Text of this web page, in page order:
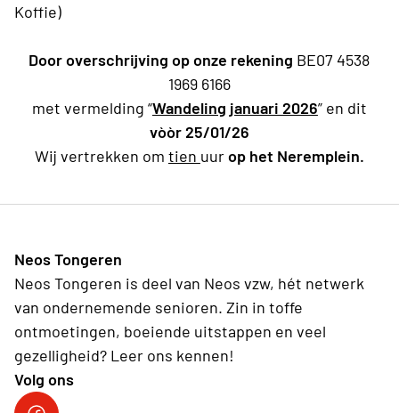
Koffie)
Door overschrijving op onze rekening BE07 4538
1969 6166
met vermelding “Wandeling januari 2026” en dit
vòòr 25/01/26
Wij vertrekken om tien uurop het Neremplein.
Neos Tongeren
Neos Tongeren is deel van Neos vzw, hét netwerk
van ondernemende senioren. Zin in toffe
ontmoetingen, boeiende uitstappen en veel
gezelligheid? Leer ons kennen!
Volg ons